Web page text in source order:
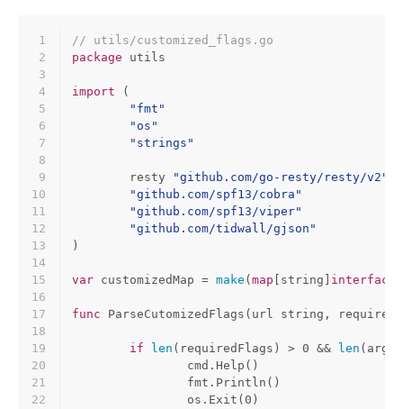
1
2
3
4
5
6
7
8
9
10
11
12
13
14
15
16
17
18
19
20
21
22
// utils/customized_flags.go
package utils
import (
"fmt"
"os"
"strings"
	resty
"github.com/go-resty/resty/v2"
"github.com/spf13/cobra"
"github.com/spf13/viper"
"github.com/tidwall/gjson"
)
var customizedMap = make ( map string interface
func ParseCutomizedFlags (url string ,
if len (requiredFlags) > 0 && len
		cmd.Help()
		fmt.Println()
		os.Exit(
0 )